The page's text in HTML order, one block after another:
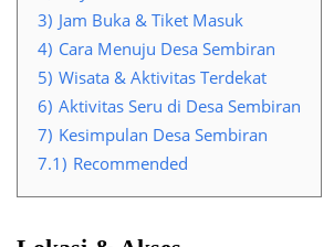
3) Jam Buka & Tiket Masuk
4) Cara Menuju Desa Sembiran
5) Wisata & Aktivitas Terdekat
6) Aktivitas Seru di Desa Sembiran
7) Kesimpulan Desa Sembiran
7.1) Recommended